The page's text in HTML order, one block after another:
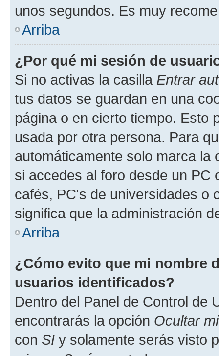
unos segundos. Es muy
Arriba
¿Por qué mi sesión de
Si no activas la casilla Entrar
tus datos se guardan en una
página o en cierto tiempo. Esto
usada por otra persona. Para
automáticamente solo marca la
si accedes al foro desde un PC
cafés, PC's de universidades o
significa que la administración
Arriba
¿Cómo evito que mi nombre
usuarios identificados?
Dentro del Panel de Control de
encontrarás la opción Ocultar
con SI y solamente serás visto